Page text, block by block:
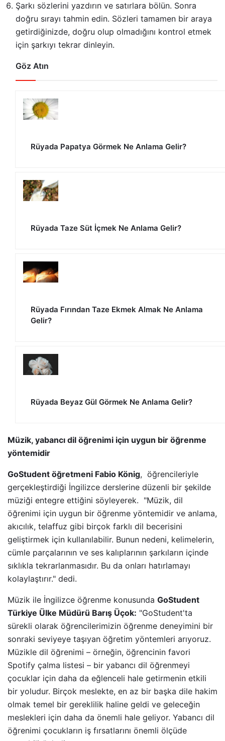
Şarkı sözlerini yazdırın ve satırlara bölün. Sonra
doğru sırayı tahmin edin. Sözleri tamamen bir araya
getirdiğinizde, doğru olup olmadığını kontrol etmek
için şarkıyı tekrar dinleyin.
Göz Atın
Rüyada Papatya Görmek Ne Anlama Gelir?
Rüyada Taze Süt İçmek Ne Anlama Gelir?
Rüyada Fırından Taze Ekmek Almak Ne Anlama
Gelir?
Rüyada Beyaz Gül Görmek Ne Anlama Gelir?
Müzik, yabancı dil öğrenimi için uygun bir öğrenme
yöntemidir
GoStudent öğretmeni Fabio König, öğrencileriyle
gerçekleştirdiği İngilizce derslerine düzenli bir şekilde
müziği entegre ettiğini söyleyerek. "Müzik, dil
öğrenimi için uygun bir öğrenme yöntemidir ve anlama,
akıcılık, telaffuz gibi birçok farklı dil becerisini
geliştirmek için kullanılabilir. Bunun nedeni, kelimelerin,
cümle parçalarının ve ses kalıplarının şarkıların içinde
sıklıkla tekrarlanmasıdır. Bu da onları hatırlamayı
kolaylaştırır." dedi.
Müzik ile İngilizce öğrenme konusunda GoStudent
Türkiye Ülke Müdürü Barış Üçok: "GoStudent'ta
sürekli olarak öğrencilerimizin öğrenme deneyimini bir
sonraki seviyeye taşıyan öğretim yöntemleri arıyoruz.
Müzikle dil öğrenimi – örneğin, öğrencinin favori
Spotify çalma listesi – bir yabancı dil öğrenmeyi
çocuklar için daha da eğlenceli hale getirmenin etkili
bir yoludur. Birçok meslekte, en az bir başka dile hakim
olmak temel bir gereklilik haline geldi ve geleceğin
meslekleri için daha da önemli hale geliyor. Yabancı dil
öğrenimi çocukların iş fırsatlarını önemli ölçüde